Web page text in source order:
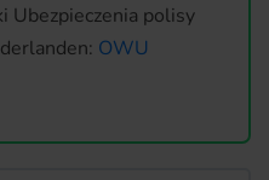
Ubezpieczenia polisy
OWU